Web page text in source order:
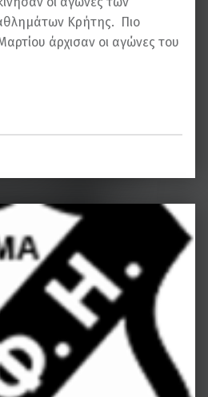
Κρήτης. Πιο
άρχισαν οι αγώνες του